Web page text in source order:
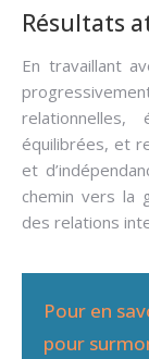
Résultats
En travaillant
équilibrées, et
et
chemin vers la
des relations
Pour en
pour